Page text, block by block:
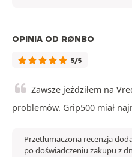
OPINIA OD RØNBO
5/5
Zawsze jeździłem na
problemów. Grip500 miał
Przetłumaczona recenzja
po doświadczeniu zakupu z